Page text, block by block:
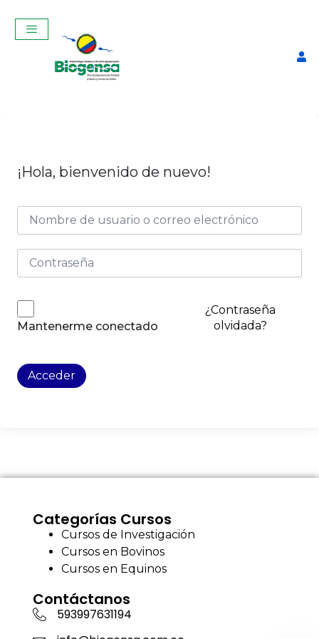
¡Hola, bienvenido de nuevo!
Mantenerme conectado
¿Contraseña
olvidada?
Acceder
Categorías Cursos
Cursos de Investigación
Cursos en Bovinos
Cursos en Equinos
Contáctanos
593997631194
Curso Teórico-Práctico De
Inseminación Artificial En
$320,00 + ADD